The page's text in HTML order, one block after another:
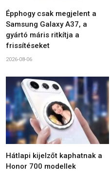
Épphogy csak megjelent a
Samsung Galaxy A37, a
gyártó máris ritkítja a
frissítéseket
2026-08-06
Hátlapi kijelzőt kaphatnak a
Honor 700 modellek